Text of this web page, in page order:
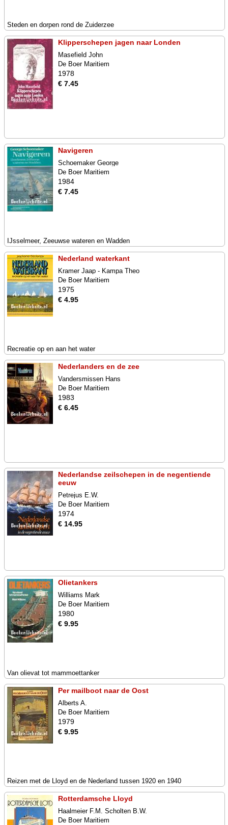
Steden en dorpen rond de Zuiderzee
Klipperschepen jagen naar Londen
Masefield John
De Boer Maritiem
1978
€ 7.45
Navigeren
Schoemaker George
De Boer Maritiem
1984
€ 7.45
IJsselmeer, Zeeuwse wateren en Wadden
Nederland waterkant
Kramer Jaap - Kampa Theo
De Boer Maritiem
1975
€ 4.95
Recreatie op en aan het water
Nederlanders en de zee
Vandersmissen Hans
De Boer Maritiem
1983
€ 6.45
Nederlandse zeilschepen in de negentiende
eeuw
Petrejus E.W.
De Boer Maritiem
1974
€ 14.95
Olietankers
Williams Mark
De Boer Maritiem
1980
€ 9.95
Van olievat tot mammoettanker
Per mailboot naar de Oost
Alberts A.
De Boer Maritiem
1979
€ 9.95
Reizen met de Lloyd en de Nederland tussen 1920 en 1940
Rotterdamsche Lloyd
Haalmeier F.M. Scholten B.W.
De Boer Maritiem